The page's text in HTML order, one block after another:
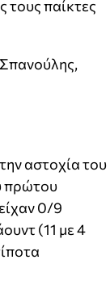
τους παίκτες
αστοχία του
πρώτου
0/9
(11 με 4